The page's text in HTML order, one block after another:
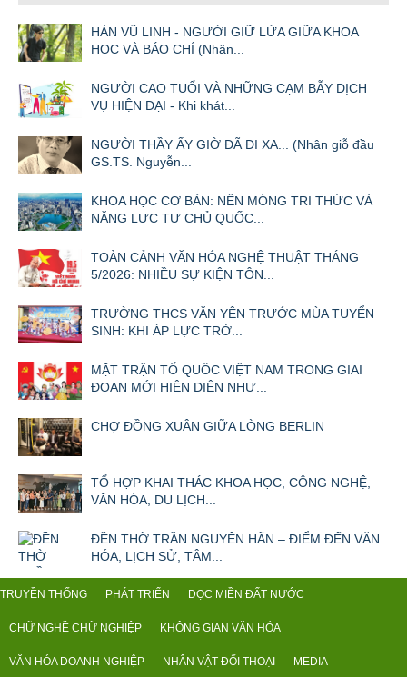
HÀN VŨ LINH - NGƯỜI GIỮ LỬA GIỮA KHOA
HỌC VÀ BÁO CHÍ (Nhân...
NGƯỜI CAO TUỔI VÀ NHỮNG CẠM BẪY DỊCH
VỤ HIỆN ĐẠI - Khi khát...
NGƯỜI THẦY ẤY GIỜ ĐÃ ĐI XA... (Nhân giỗ đầu
GS.TS. Nguyễn...
KHOA HỌC CƠ BẢN: NỀN MÓNG TRI THỨC VÀ
NĂNG LỰC TỰ CHỦ QUỐC...
TOÀN CẢNH VĂN HÓA NGHỆ THUẬT THÁNG
5/2026: NHIỀU SỰ KIỆN TÔN...
TRƯỜNG THCS VĂN YÊN TRƯỚC MÙA TUYỂN
SINH: KHI ÁP LỰC TRỞ...
MẶT TRẬN TỔ QUỐC VIỆT NAM TRONG GIAI
ĐOẠN MỚI HIỆN DIỆN NHƯ...
CHỢ ĐỒNG XUÂN GIỮA LÒNG BERLIN
TỔ HỢP KHAI THÁC KHOA HỌC, CÔNG NGHỆ,
VĂN HÓA, DU LỊCH...
ĐỀN THỜ TRẦN NGUYÊN HÃN – ĐIỂM ĐẾN VĂN
HÓA, LỊCH SỬ, TÂM...
TRUYỀN THỐNG PHÁT TRIỂN DỌC MIỀN ĐẤT NƯỚC
CHỮ NGHỀ CHỮ NGHIỆP KHÔNG GIAN VĂN HÓA
VĂN HÓA DOANH NGHIỆP NHÂN VẬT ĐỐI THOẠI MEDIA